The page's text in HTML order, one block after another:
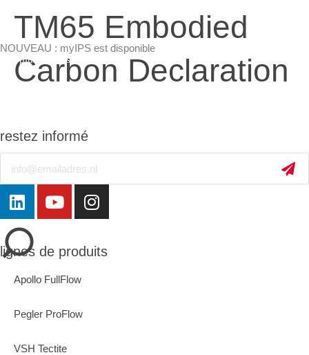
NOUVEAU : myIPS est disponible
plus d’infos
fermer
TM65 Embodied
Carbon Declaration
restez informé
lignes de produits
Apollo FullFlow
Pegler ProFlow
VSH Tectite